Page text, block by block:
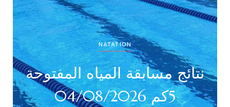
NATATION
نتائج مسابقة المياه
5كم 04/08/2026
/